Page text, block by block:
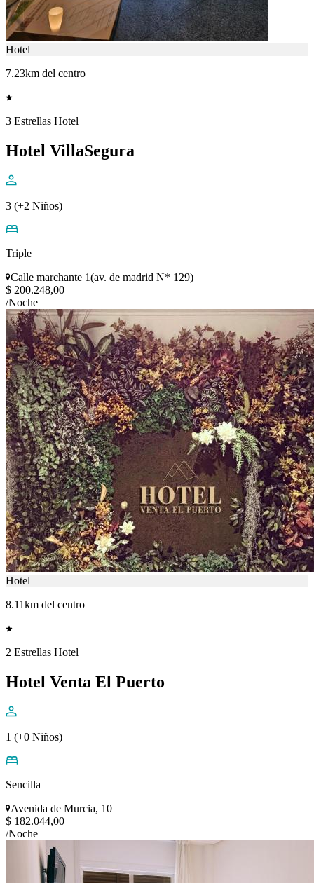
Hotel
7.23km del centro
3 Estrellas Hotel
Hotel VillaSegura
3 (+2 Niños)
Triple
Calle marchante 1(av. de madrid N* 129)
$ 200.248,00
/Noche
Hotel
8.11km del centro
2 Estrellas Hotel
Hotel Venta El Puerto
1 (+0 Niños)
Sencilla
Avenida de Murcia, 10
$ 182.044,00
/Noche